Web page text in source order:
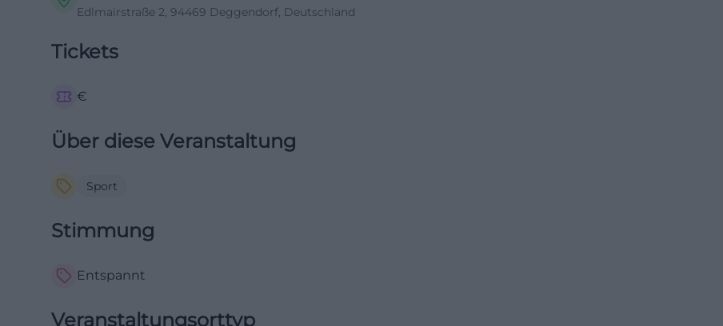
Edlmairstraße 2, 94469 Deggendorf, Deutschland
Tickets
€
Über diese Veranstaltung
Sport
Stimmung
Entspannt
Veranstaltungsorttyp